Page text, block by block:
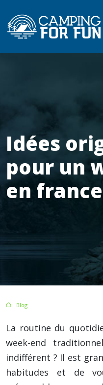
Idées
pour un
en
Blog
La routine du
week-end
indifférent ? Il est
habitudes et de